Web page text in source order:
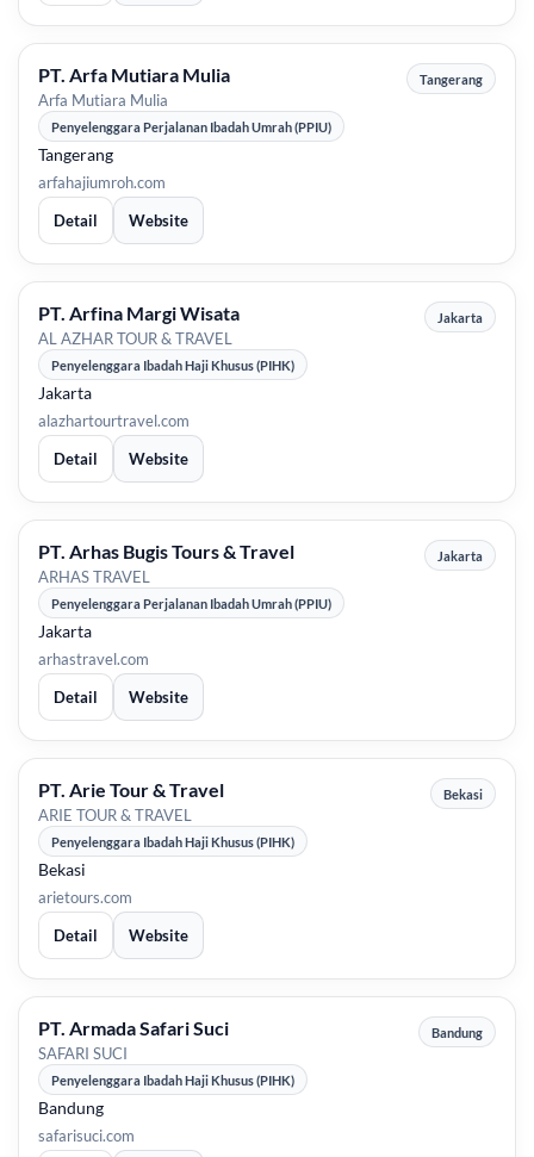
PT. Arfa Mutiara Mulia
Arfa Mutiara Mulia
Tangerang
Penyelenggara Perjalanan Ibadah Umrah (PPIU)
Tangerang
arfahajiumroh.com
Detail
Website
PT. Arfina Margi Wisata
AL AZHAR TOUR & TRAVEL
Jakarta
Penyelenggara Ibadah Haji Khusus (PIHK)
Jakarta
alazhartourtravel.com
Detail
Website
PT. Arhas Bugis Tours & Travel
ARHAS TRAVEL
Jakarta
Penyelenggara Perjalanan Ibadah Umrah (PPIU)
Jakarta
arhastravel.com
Detail
Website
PT. Arie Tour & Travel
ARIE TOUR & TRAVEL
Bekasi
Penyelenggara Ibadah Haji Khusus (PIHK)
Bekasi
arietours.com
Detail
Website
PT. Armada Safari Suci
SAFARI SUCI
Bandung
Penyelenggara Ibadah Haji Khusus (PIHK)
Bandung
safarisuci.com